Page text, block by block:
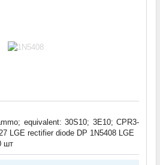
equivalent: 30S10; 3E10; CPR3-
LGE rectifier diode DP 1N5408 LGE
шт